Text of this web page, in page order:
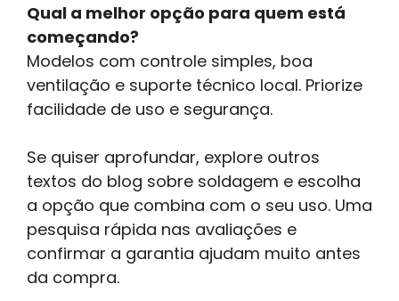
Qual a melhor opção para quem está
começando?
Modelos com controle simples, boa
ventilação e suporte técnico local. Priorize
facilidade de uso e segurança.
Se quiser aprofundar, explore outros
textos do blog sobre soldagem e escolha
a opção que combina com o seu uso. Uma
pesquisa rápida nas avaliações e
confirmar a garantia ajudam muito antes
da compra.